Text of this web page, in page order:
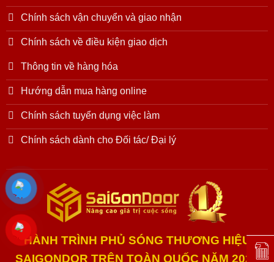
Chính sách vận chuyển và giao nhận
Chính sách về điều kiện giao dịch
Thông tin về hàng hóa
Hướng dẫn mua hàng online
Chính sách tuyển dụng việc làm
Chính sách dành cho Đối tác/ Đại lý
HÀNH TRÌNH PHỦ SÓNG THƯƠNG HIỆU
SAIGONDOR TRÊN TOÀN QUỐC NĂM 2025
Đặt